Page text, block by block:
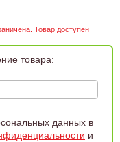
Товар доступен
товара:
данных в
и